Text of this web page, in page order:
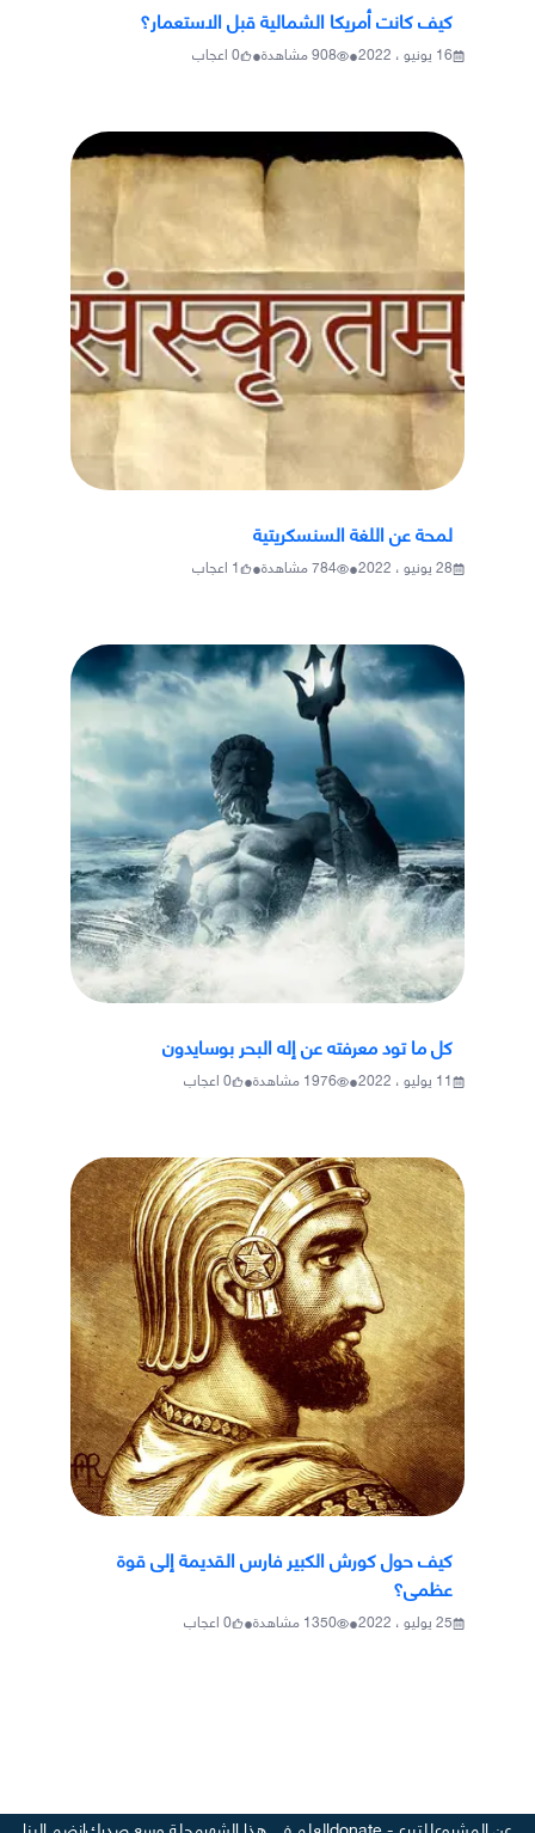
كيف كانت أمريكا الشمالية قبل الاستعمار؟
16 يونيو ، 2022 •
908مشاهدة•
0اعجاب
لمحة عن اللغة السنسكريتية
28 يونيو ، 2022 •
784مشاهدة•
1 اعجاب
كل ما تود معرفته عن إله البحر بوسايدون
11 يوليو ، 2022 •
1976مشاهدة•
0اعجاب
كيف حول كورش الكبير فارس القديمة إلى قوة
عظمى؟
25 يوليو ، 2022 •
1350مشاهدة•
0اعجاب
عن المشروعللتبرع - donate العلم في هذا الشهرمجلة وسع صدركانضم إلينا